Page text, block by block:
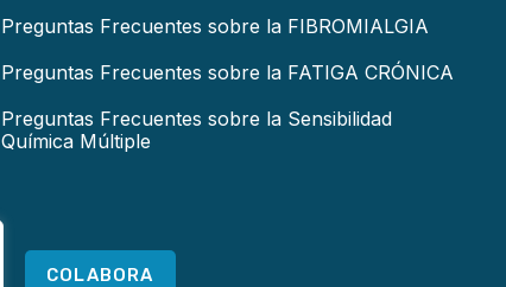
Preguntas Frecuentes sobre la FIBROMIALGIA
Preguntas Frecuentes sobre la FATIGA CRÓNICA
Preguntas Frecuentes sobre la Sensibilidad
Química Múltiple
COLABORA